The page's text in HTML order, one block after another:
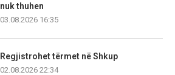
nuk thuhen
03.08.2026 16:35
Regjistrohet tërmet në Shkup
02.08.2026 22:34